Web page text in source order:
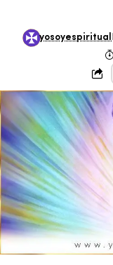
yosoyespiritual